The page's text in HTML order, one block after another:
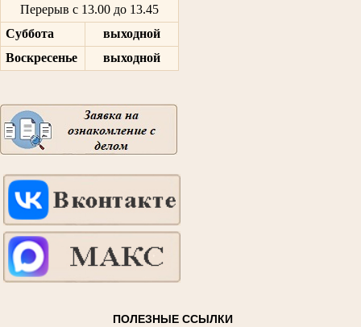
Перерыв с 13.00 до 13.45
Суббота
выходной
Воскресенье
выходной
ПОЛЕЗНЫЕ ССЫЛКИ